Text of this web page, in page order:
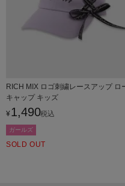
RICH MIX ロゴ刺繍レースアップ ロー
キャップ キッズ
¥ 1,490税込
ガールズ
SOLD OUT